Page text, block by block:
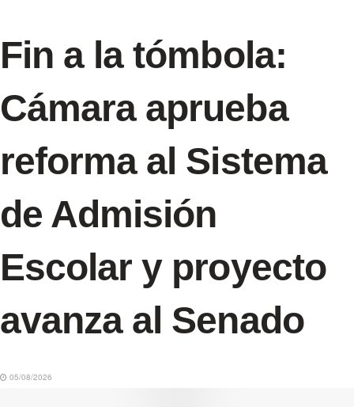
Fin a la tómbola:
Cámara aprueba
reforma al Sistema
de Admisión
Escolar y proyecto
avanza al Senado
05/08/2026